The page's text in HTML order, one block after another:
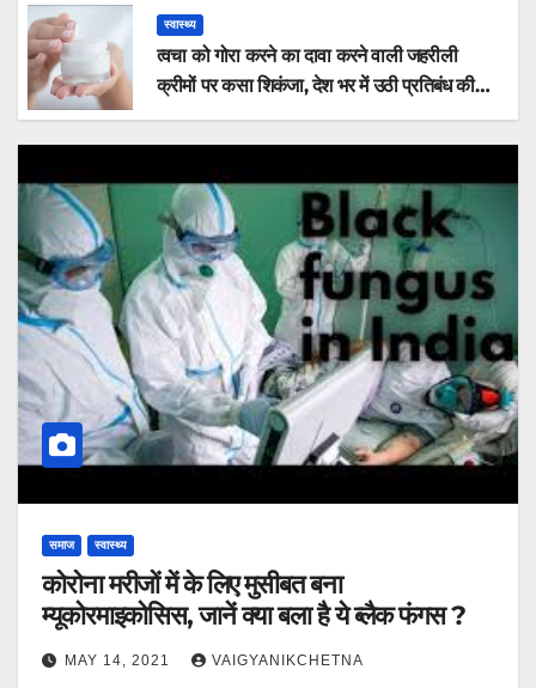
स्वास्थ्य
त्वचा को गोरा करने का दावा करने वाली जहरीली
क्रीमों पर कसा शिकंजा, देश भर में उठी प्रतिबंध की
मांग
समाज स्वास्थ्य
कोरोना मरीजों में के लिए मुसीबत बना
म्यूकोरमाइकोसिस, जानें क्या बला है ये ब्लैक फंगस ?
MAY 14, 2021 VAIGYANIKCHETNA